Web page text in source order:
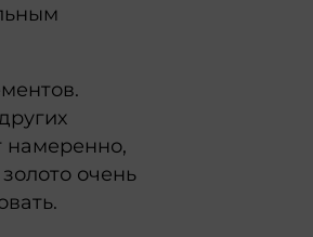
намеренно,
очень